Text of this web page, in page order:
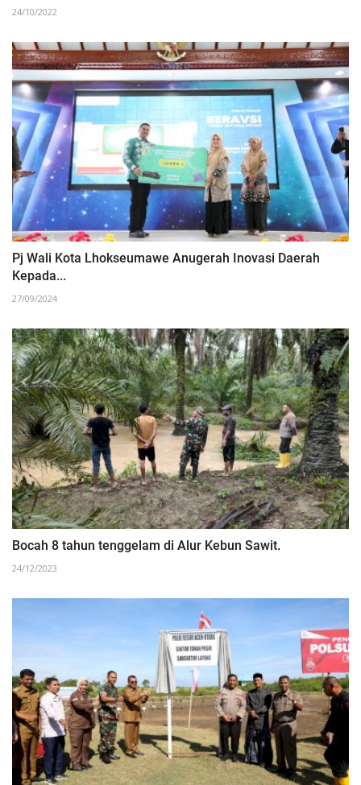
24/10/2022
Pj Wali Kota Lhokseumawe Anugerah Inovasi Daerah
Kepada...
27/09/2024
Bocah 8 tahun tenggelam di Alur Kebun Sawit.
24/12/2023